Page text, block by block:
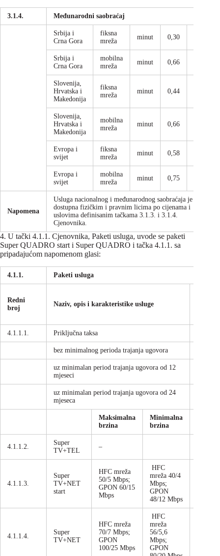
3.1.4. Međunarodni saobraćaj
Srbija i
Crna Gora
fiksna
mreža
minut 0,30
Srbija i
Crna Gora
mobilna
mreža
minut 0,66
Slovenija,
Hrvatska i
Makedonija
fiksna
mreža
minut 0,44
Slovenija,
Hrvatska i
Makedonija
mobilna
mreža
minut 0,66
Evropa i
svijet
fiksna
mreža
minut 0,58
Evropa i
svijet
mobilna
mreža
minut 0,75
Napomena
Usluga nacionalnog i međunarodnog saobraćaja je
dostupna fizičkim i pravnim licima po cijenama i
uslovima definisanim tačkama 3.1.3. i 3.1.4.
Cjenovnika.
4. U tački 4.1.1. Cjenovnika, Paketi usluga, uvode se paketi
Super QUADRO start i Super QUADRO i tačka 4.1.1. sa
pripadajućom napomenom glasi:
4.1.1. Paketi usluga
Redni
broj
Naziv, opis i karakteristike usluge
4.1.1.1. Priključna taksa
bez minimalnog perioda trajanja ugovora
uz minimalan period trajanja ugovora od 12
mjeseci
uz minimalan period trajanja ugovora od 24
mjeseca
Maksimalna
brzina
Minimalna
brzina
4.1.1.2.
Super
TV+TEL
–
4.1.1.3.
Super
TV+NET
start
HFC mreža
50/5 Mbps;
GPON 60/15
Mbps
HFC
mreža 40/4
Mbps;
GPON
48/12 Mbps
4.1.1.4.
Super
TV+NET
HFC mreža
70/7 Mbps;
GPON
100/25 Mbps
HFC
mreža
56/5,6
Mbps;
GPON